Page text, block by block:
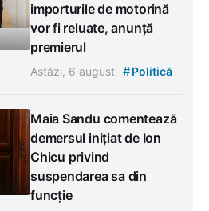
importurile de motorină
vor fi reluate, anunță
premierul
Astăzi, 6 august #Politică
Maia Sandu comentează
demersul inițiat de Ion
Chicu privind
suspendarea sa din
funcție